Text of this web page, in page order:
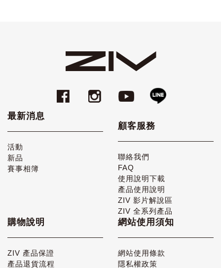
最新消息
活動
新品
賽事相簿
顧客服務
聯絡我們
FAQ
使用說明下載
產品使用說明
ZIV 影片解說區
ZIV 全系列產品
購物說明
ZIV 產品保證
產品退貨流程
網站使用須知
網站使用條款
隱私權政策